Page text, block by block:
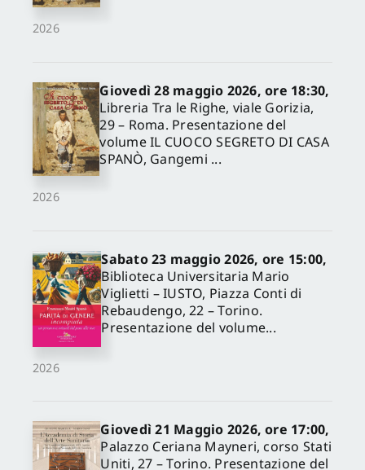
2026
2026
Giovedì 28 maggio 2026, ore 18:30,
Libreria Tra le Righe, viale Gorizia,
29 – Roma. Presentazione del
volume IL CUOCO SEGRETO DI CASA
SPANÒ, Gangemi ...
2026
Sabato 23 maggio 2026, ore 15:00,
Biblioteca Universitaria Mario
Viglietti – IUSTO, Piazza Conti di
Rebaudengo, 22 – Torino.
Presentazione del volume...
Giovedì 21 Maggio 2026, ore 17:00,
Palazzo Ceriana Mayneri, corso Stati
Uniti, 27 – Torino. Presentazione del